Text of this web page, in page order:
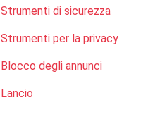
Strumenti di sicurezza
Strumenti per la privacy
Blocco degli annunci
Lancio